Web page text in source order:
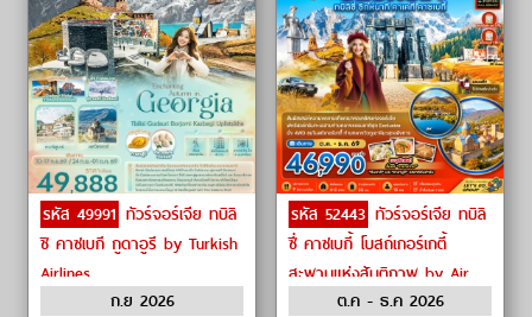
รหัส 49991 ทัวร์จอร์เจีย ทบิลิ
ชิ คาซเบกี กูดาอูรี by Turkish
Airlines
ก.ย 2026
รหัส 52443 ทัวร์จอร์เจีย ทบิลิ
ซี่ คาซเบกี้ โบสถ์เกอร์เกตี้
สะพานแห่งสันติภาพ by Air
ต.ค - ธ.ค 2026